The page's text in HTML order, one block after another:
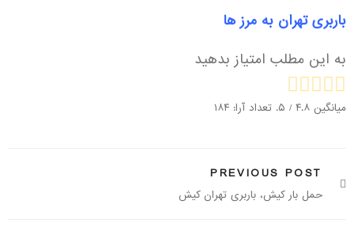
باربری تهران به مرزها
به این مطلب امتیاز بدهید
میانگین ۴.۸ / ۵. تعداد آرا: ۱۸۴
PREVIOUS POST
حمل بار کیش، باربری تهران کیش